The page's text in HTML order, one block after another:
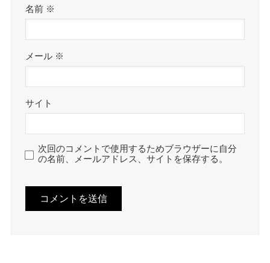
名前 ※
メール ※
サイト
次回のコメントで使用するためブラウザーに自分
の名前、メールアドレス、サイトを保存する。